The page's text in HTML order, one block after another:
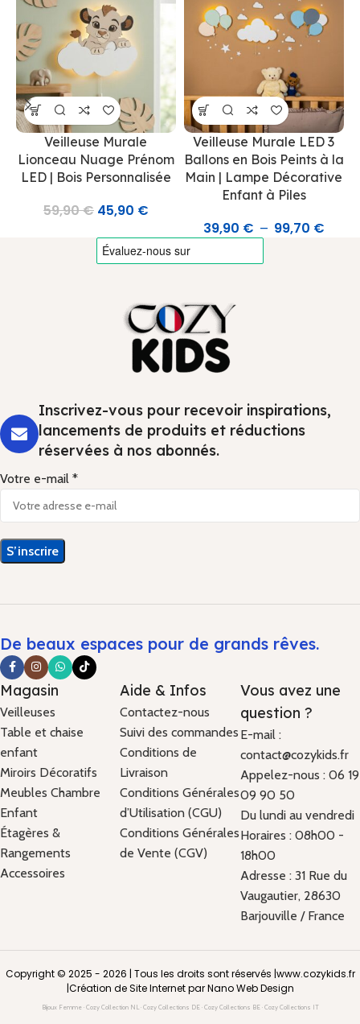
Veilleuse Murale
Lionceau Nuage Prénom
LED | Bois Personnalisée
59,90€ 45,90 €
Veilleuse Murale LED 3
Ballons en Bois Peints à la
Main | Lampe Décorative
Enfant à Piles
39,90 € – 99,70 €
Inscrivez-vous pour recevoir inspirations,
lancements de produits et réductions
réservées à nos abonnés.
Votre e-mail *
De beaux espaces pour de grands rêves.
Magasin
Veilleuses
Table et chaise
enfant
Miroirs Décoratifs
Meubles Chambre
Enfant
Étagères &
Rangements
Accessoires
Aide & Infos
Contactez-nous
Suivi des commandes
Conditions de
Livraison
Conditions Générales
d’Utilisation (CGU)
Conditions Générales
de Vente (CGV)
Vous avez une
question ?
E-mail :
contact@cozykids.fr
Appelez-nous : 06 19
09 90 50
Du lundi au vendredi
Horaires : 08h00 -
18h00
Adresse : 31 Rue du
Vaugautier, 28630
Barjouville / France
Copyright © 2025 - 2026 | Tous les droits sont réservés |www.cozykids.fr
|Création de Site Internet par Nano Web Design
Bijoux Femme · Cozy Collection NL · Cozy Collections DE · Cozy Collections BE · Cozy Collections IT